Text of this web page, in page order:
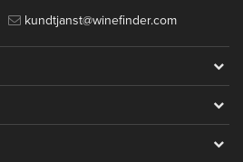
kundtjanst@winefinder.com